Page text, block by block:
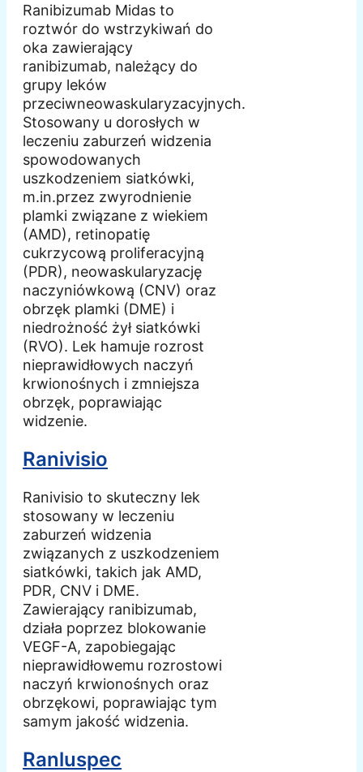
Ranibizumab Midas to
roztwór do wstrzykiwań do
oka zawierający
ranibizumab, należący do
grupy leków
przeciwneowaskularyzacyjnych.
Stosowany u dorosłych w
leczeniu zaburzeń widzenia
spowodowanych
uszkodzeniem siatkówki,
m.in.przez zwyrodnienie
plamki związane z wiekiem
(AMD), retinopatię
cukrzycową proliferacyjną
(PDR), neowaskularyzację
naczyniówkową (CNV) oraz
obrzęk plamki (DME) i
niedrożność żył siatkówki
(RVO). Lek hamuje rozrost
nieprawidłowych naczyń
krwionośnych i zmniejsza
obrzęk, poprawiając
widzenie.
Ranivisio
Ranivisio to skuteczny lek
stosowany w leczeniu
zaburzeń widzenia
związanych z uszkodzeniem
siatkówki, takich jak AMD,
PDR, CNV i DME.
Zawierający ranibizumab,
działa poprzez blokowanie
VEGF-A, zapobiegając
nieprawidłowemu rozrostowi
naczyń krwionośnych oraz
obrzękowi, poprawiając tym
samym jakość widzenia.
Ranluspec